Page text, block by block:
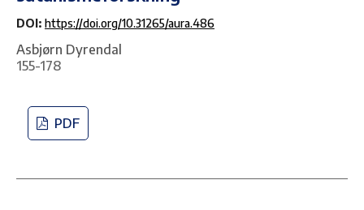
DOI: https://doi.org/10.31265/aura.486
Asbjørn Dyrendal
155-178
PDF